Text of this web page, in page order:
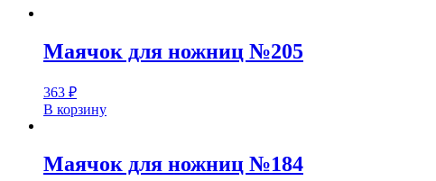
Маячок для ножниц №205
363 ₽
В корзину
Маячок для ножниц №184